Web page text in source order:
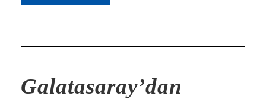
Galatasaray’dan